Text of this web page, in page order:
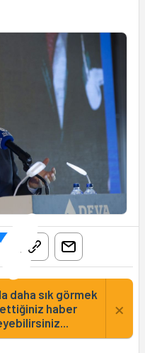
daha sık görmek
haber
×